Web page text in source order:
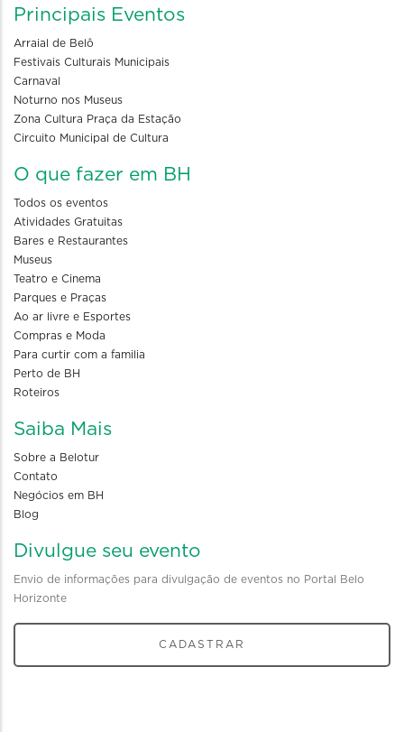
Principais Eventos
Arraial de Belô
Festivais Culturais Municipais
Carnaval
Noturno nos Museus
Zona Cultura Praça da Estação
Circuito Municipal de Cultura
O que fazer em BH
Todos os eventos
Atividades Gratuitas
Bares e Restaurantes
Museus
Teatro e Cinema
Parques e Praças
Ao ar livre e Esportes
Compras e Moda
Para curtir com a familia
Perto de BH
Roteiros
Saiba Mais
Sobre a Belotur
Contato
Negócios em BH
Blog
Divulgue seu evento
Envio de informações para divulgação de eventos no Portal Belo
Horizonte
CADASTRAR